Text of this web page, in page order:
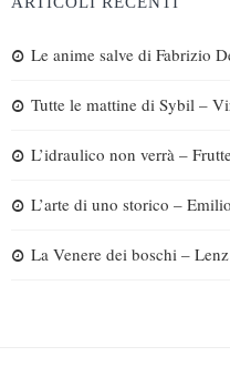
Le anime salve di Fabrizio
Tutte le mattine di Sybil –
L’idraulico non verrà –
L’arte di uno storico –
La Venere dei boschi –